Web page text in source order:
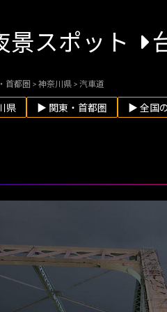
景スポット
首都圏 > 神奈川県 > 汽車道
県 ▶ 関東・首都圏 ▶ 全国